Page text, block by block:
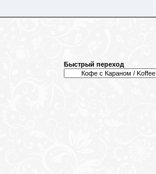
Быстрый переход